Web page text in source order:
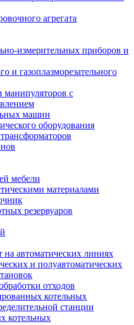
агрегата
измерительных приборов и
и газоплазморезательного
манипуляторов с
машин
оборудования
мебели
материалами
резервуаров
на автоматических линиях
и полуавтоматических
отходов
котельных
станции
котельных